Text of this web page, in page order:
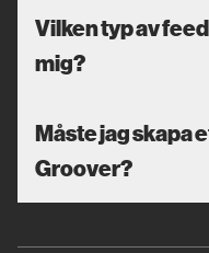
Vilken typ av
mig?
Måste jag skapa
Groover?